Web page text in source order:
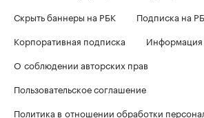
Скрыть баннеры на РБК
Подписка на
Корпоративная подписка
Информация
О соблюдении авторских прав
Пользовательское соглашение
Политика в отношении обработки